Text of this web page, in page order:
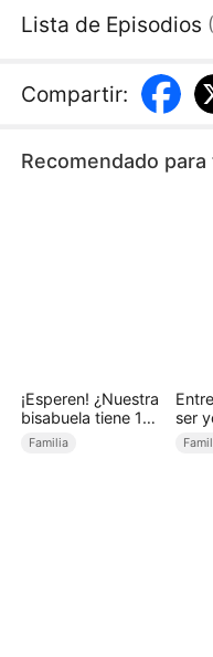
desprecian.
creyó real.
Lista de Episodios (
Compartir:
Recomendado para
¡Esperen! ¿Nuestra
bisabuela tiene 18
años? (Doblado)
Familia
ser